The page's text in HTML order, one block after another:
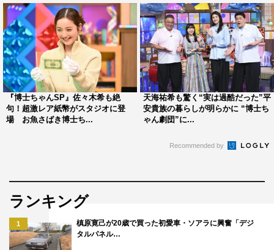
『サンドウィッチマン＆芦田愛菜の博士ちゃん』©テレビ朝日
小学6年生の黒田創くん（11歳）は、いくつものルービッ
クキューブの柄を組み合わせてアート作品を作る“キュー
ブアート博士ちゃん”。前回登場した際には、サンドウィ
ッチマン・伊達みきおを描いた巨大キューブアートを完成
ックキューブのスピードを競う世界大会に出場した際、現
た。そんな創くんが、過去最大にして最難関のアート作り
に挑戦。制作期間2週間、1600個超のキューブを使って作
り出す超巨大作品とは。
創くんは最後にスタジオで残りひとつのキューブを
『博士ちゃんSP』佐々木希も絶
句！超激レア紙幣がスタジオに登
場 お魚さばき博士ち...
天海祐希も驚く“実は過酷だった”平
安貴族の暮らしが明らかに “博士ち
ゃん劇団”に...
Recommended by
ランキング
1
槙原寛己が20歳で買った初愛車・ソアラに興奮「デジ
タルパネル…